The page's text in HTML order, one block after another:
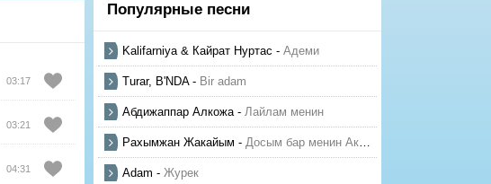
03:17
03:21
04:31
Популярные песни
Kalifarniya & Кайрат Нуртас - Адеми
Turar, B'NDA- Bir adam
Абдижаппар Алкожа- Лайлам менин
Рахымжан Жакайым - Досым бар менин Актауда
Adam - Журек